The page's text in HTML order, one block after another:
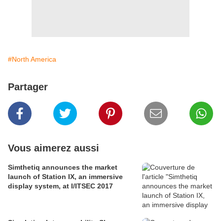
#North America
Partager
Vous aimerez aussi
Simthetiq announces the market
launch of Station IX, an immersive
display system, at I/ITSEC 2017